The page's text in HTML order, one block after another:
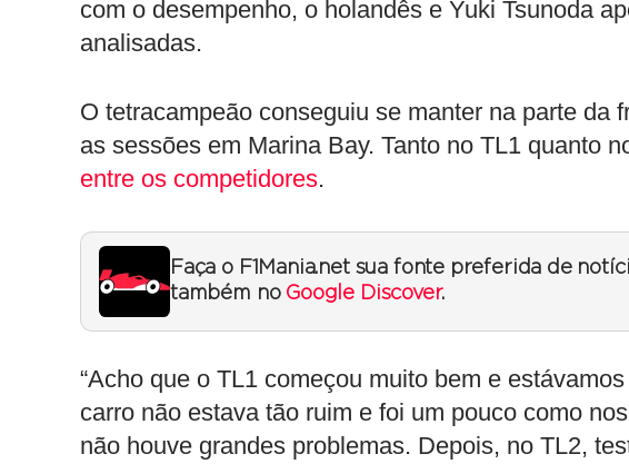
com o desempenho, o holandês e Yuki Tsunoda
analisadas.
O tetracampeão conseguiu se manter na parte da
as sessões em Marina Bay. Tanto no TL1 quanto
entre os competidores.
Faça o F1Mania.net sua fonte preferida de
também no Google Discover.
“Acho que o TL1 começou muito bem e
carro não estava tão ruim e foi um pouco como
não houve grandes problemas. Depois, no TL2,